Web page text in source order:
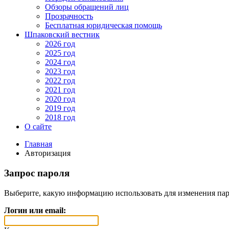
Обзоры обращений лиц
Прозрачность
Бесплатная юридическая помощь
Шпаковский вестник
2026 год
2025 год
2024 год
2023 год
2022 год
2021 год
2020 год
2019 год
2018 год
О сайте
Главная
Авторизация
Запрос пароля
Выберите, какую информацию использовать для изменения
Логин или email: